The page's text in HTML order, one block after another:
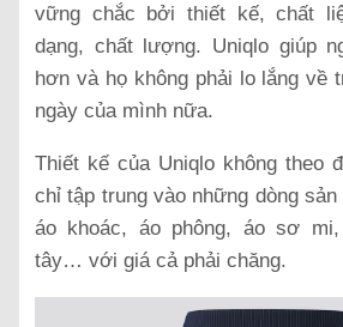
vững chắc bởi thiết kế, chất
dạng, chất lượng. Uniqlo giúp
hơn và họ không phải lo lắng về
ngày của mình nữa.
Thiết kế của Uniqlo không theo
chỉ tập trung vào những dòng
áo khoác, áo phông, áo sơ mi,
tây… với giá cả phải chăng.